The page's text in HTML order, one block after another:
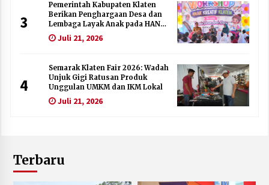
3
Pemerintah Kabupaten Klaten
Berikan Penghargaan Desa dan
Lembaga Layak Anak pada HAN
2026Juli 21, 2026
4
Semarak Klaten Fair 2026: Wadah
Unjuk Gigi Ratusan Produk
Unggulan UMKM dan IKM Lokal
Juli 21, 2026
Terbaru